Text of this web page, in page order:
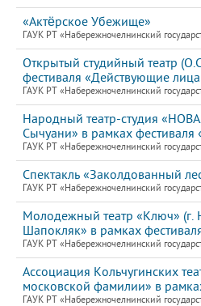
«Актёрское Убежище»
ГАУК РТ «Набережночелнинский
Открытый студийный театр
фестиваля «Действующие
ГАУК РТ «Набережночелнинский
Народный театр-студия
Сычуани» в рамках
ГАУК РТ «Набережночелнинский
Спектакль «Заколдованный
ГАУК РТ «Набережночелнинский
Молодежный театр «Ключ»
Шапокляк» в рамках
ГАУК РТ «Набережночелнинский
Ассоциация Кольчугинских
московской фамилии» в
ГАУК РТ «Набережночелнинский